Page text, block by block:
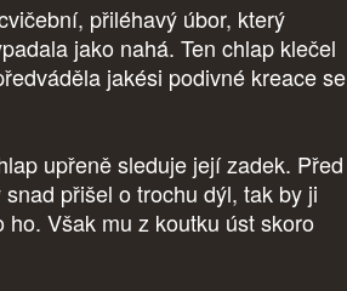
přiléhavý úbor, který
jako nahá. Ten chlap klečel
jakési podivné kreace se
upřeně sleduje její zadek. Před
přišel o trochu dýl, tak by ji
Však mu z koutku úst skoro